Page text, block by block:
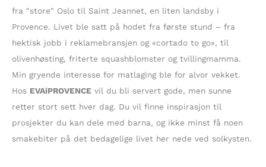
e
:
fra "store" Oslo til Saint Jeannet, en liten landsby i
Provence. Livet ble satt på hodet fra første stund – fra
hektisk jobb i reklamebransjen og «cortado to go», til
olivenhøsting, friterte squashblomster og tvillingmamma.
Min gryende interesse for matlaging ble for alvor vekket.
Hos EVAiPROVENCE vil du bli servert gode, men sunne
retter stort sett hver dag. Du vil finne inspirasjon til
prosjekter du kan dele med barna, og ikke minst få noen
smakebiter på det bedagelige livet her nede ved solkysten.